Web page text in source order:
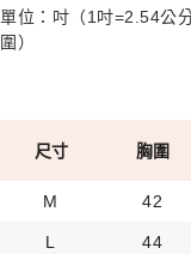
單位：吋（1吋=2.54公
圍）
尺寸 胸圍
M 42
L 44